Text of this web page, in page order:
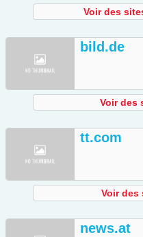
Voir des
bild.de
Voir des
tt.com
Voir des
news.at